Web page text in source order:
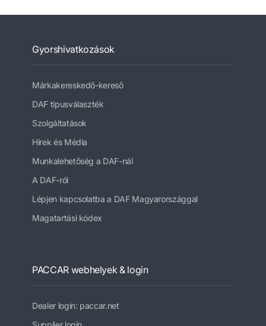
Gyorshivatkozások
Márkakereskedő-kereső
DAF típusválaszték
Szolgáltatások
Hírek és Média
Munkalehetőség a DAF-nál
A DAF-ról
Lépjen kapcsolatba a DAF Magyarországgal
Magatartási kódex
PACCAR webhelyek & login
Dealer login: paccar.net